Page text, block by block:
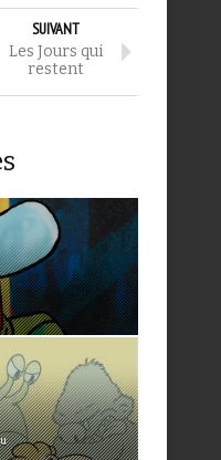
SUIVANT
Les Jours qui
restent